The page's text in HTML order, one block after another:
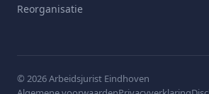
Reorganisatie
© 2026 Arbeidsjurist Eindhoven